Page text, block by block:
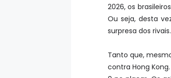
2026, os brasileiros
Ou seja, desta
surpresa dos rivais.
Tanto que,
contra Hong